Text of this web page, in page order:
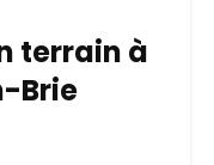
terrain à
Brie